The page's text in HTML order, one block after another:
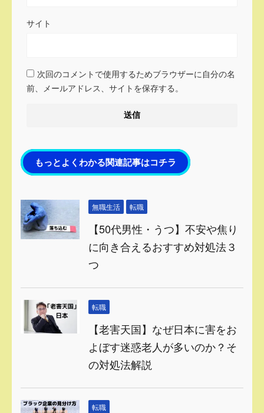
サイト
次回のコメントで使用するためブラウザーに自分の名
前、メールアドレス、サイトを保存する。
もっとよくわかる関連記事はコチラ
無職生活 転職
【50代男性・うつ】不安や焦り
に向き合えるおすすめ対処法３
つ
転職
【老害天国】なぜ日本に害をお
よぼす迷惑老人が多いのか？そ
の対処法解説
転職